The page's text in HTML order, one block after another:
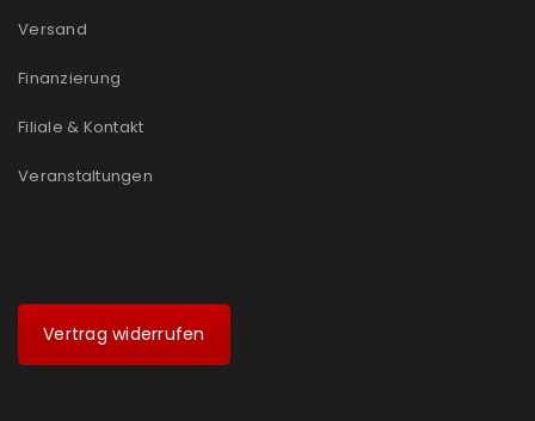
Versand
Finanzierung
Filiale & Kontakt
Veranstaltungen
Vertrag widerrufen